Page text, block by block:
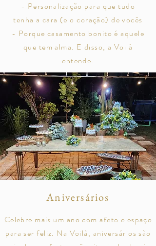
- Personalização para que tudo
tenha a cara (e o coração) de vocês
- Porque casamento bonito é aquele
que tem alma. E disso, a Voilà
entende.
Aniversários
Celebre mais um ano com afeto e espaço
para ser feliz. Na Voilà, aniversários são